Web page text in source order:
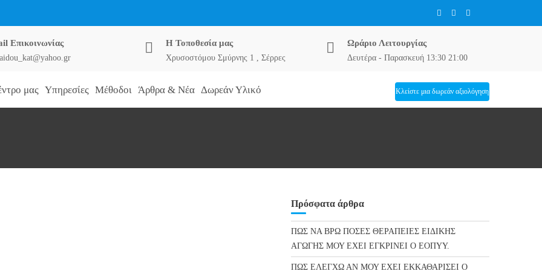
Επικοινωνίας Η Τοποθεσία μας
Χρυσοστόμου Σμύρνης 1 , Σέρρες
Ωράριο Λειτουργίας
Δευτέρα - Παρασκευή 13:30 21:00
Κλείστε μια δωρεάν αξιολόγηση
μας Υπηρεσίες Μέθοδοι Άρθρα & Νέα Δωρεάν Υλικό
Πρόσφατα άρθρα
ΠΩΣ ΝΑ ΒΡΩ ΠΟΣΕΣ ΘΕΡΑΠΕΙΕΣ ΕΙΔΙΚΗΣ
ΑΓΩΓΗΣ ΜΟΥ ΕΧΕΙ ΕΓΚΡΙΝΕΙ Ο ΕΟΠΥΥ.
ΠΩΣ ΕΛΕΓΧΩ ΑΝ ΜΟΥ ΕΧΕΙ ΕΚΚΑΘΑΡΙΣΕΙ Ο